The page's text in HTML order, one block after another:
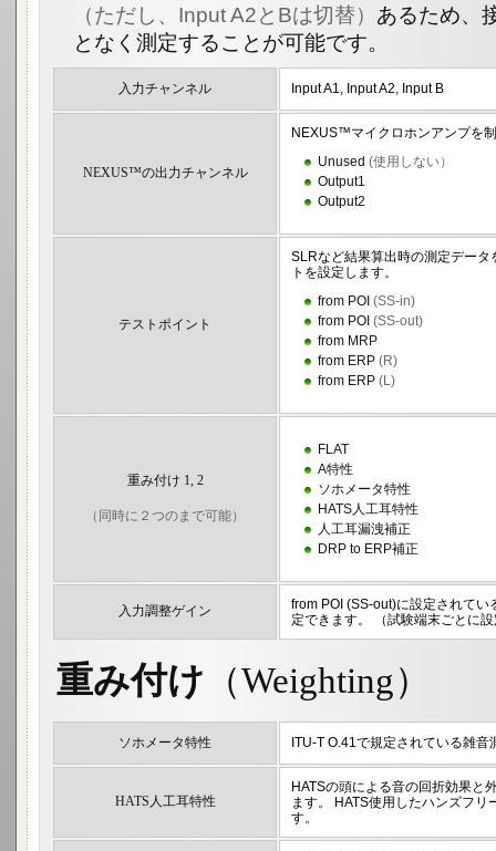
（ただし、Input A2とBは切替） あるため、
となく測定することが可能です。
入力チャンネル Input A1, Input A2, Input B
NEXUS™の出力チャンネル
NEXUS™マイクロホンアンプを
Unused (使用しない）
Output1
Output2
テストポイント
SLRなど結果算出時の測定デー
トを設定します。
from POI (SS-in)
from POI (SS-out)
from MRP
from ERP (R)
from ERP (L)
重み付け 1, 2
（同時に２つのまで可能）
FLAT
A特性
ソホメータ特性
HATS人工耳特性
人工耳漏洩補正
DRP to ERP補正
入力調整ゲイン from POI (SS-out)に設定されてい
定できます。
（試験端末ごとに
重み付け （Weighting）
ソホメータ特性 ITU-T O.41で規定されている雑
HATS人工耳特性
HATSの頭による音の回折効果と
ます。 HATS使用したハンズフ
す。